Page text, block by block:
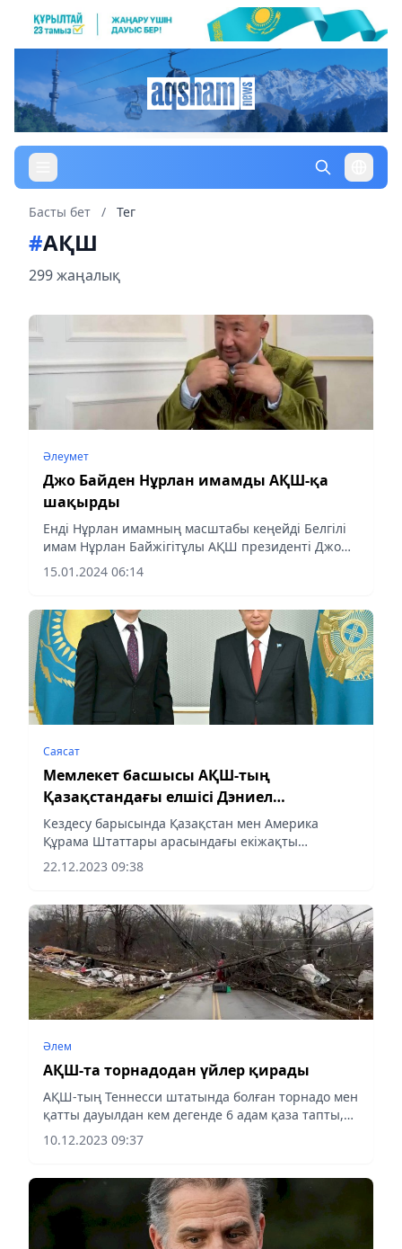
Басты бет / Тег
#АҚШ
299 жаңалық
Әлеумет
Джо Байден Нұрлан имамды АҚШ-қа
шақырды
Енді Нұрлан имамның масштабы кеңейді Белгілі
имам Нұрлан Байжігітұлы АҚШ президенті Джо
Байденнен Америка құрама штаттарына
шақырту алды, деп хабарлайды аlmaty-
15.01.2024 06:14
Саясат
Мемлекет басшысы АҚШ-тың
Қазақстандағы елшісі Дэниел
Розенблюмді қабылдады
Кездесу барысында Қазақстан мен Америка
Құрама Штаттары арасындағы екіжақты
қатынастарды дамытуға, сондай-ақ жаһандық
және өңірлік қауіпсіздікке қатысты өзекті
22.12.2023 09:38
Әлем
АҚШ-та торнадодан үйлер қирады
АҚШ-тың Теннесси штатында болған торнадо мен
қатты дауылдан кем дегенде 6 адам қаза тапты,
деп хабарлайды almaty-akshamy.kz BBC News-ке
сілтеме жасап.
10.12.2023 09:37